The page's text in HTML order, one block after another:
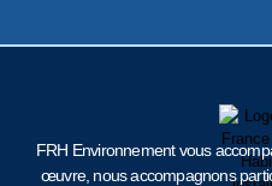
FRH Environnement vous
œuvre, nous accompagnons